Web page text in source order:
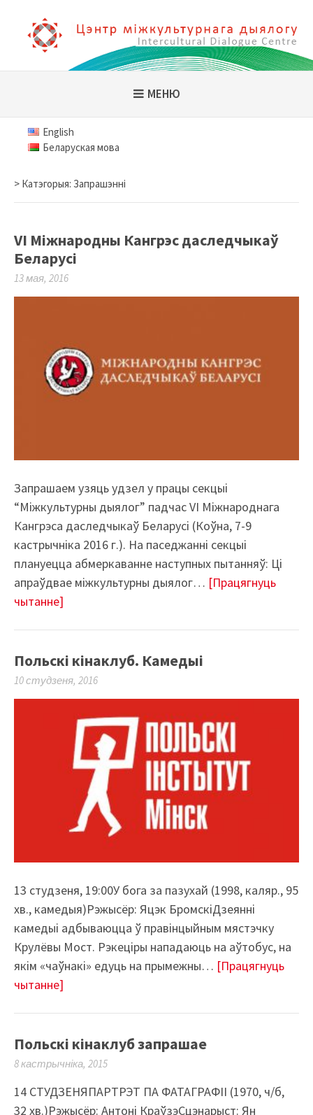
content
Цэнтр міжкультурнага
дыялогу
МЕНЮ
English
Беларуская мова
> Катэгорыя: Запрашэнні
VI Міжнародны Кангрэс даследчыкаў
Беларусі
13 мая, 2016
Запрашаем узяць удзел у працы секцыі
“Міжкультурны дыялог” падчас VI Міжнароднага
Кангрэса даследчыкаў Беларусі (Коўна, 7-9
кастрычніка 2016 г.). На паседжанні секцыі
плануецца абмеркаванне наступных пытанняў: Ці
апраўдвае міжкультурны дыялог… [Працягнуць
чытанне]
Польскі кінаклуб. Камедыі
10 студзеня, 2016
13 студзеня, 19:00У бога за пазухай (1998, каляр., 95
хв., камедыя)Рэжысёр: Яцэк БромскіДзеянні
камедыі адбываюцца ў правінцыйным мястэчку
Крулёвы Мост. Рэкеціры нападаюць на аўтобус, на
якім «чаўнакі» едуць на прымежны… [Працягнуць
чытанне]
Польскі кінаклуб запрашае
8 кастрычніка, 2015
14 СТУДЗЕНЯПАРТРЭТ ПА ФАТАГРАФІІ (1970, ч/б,
32 хв.)Рэжысёр: Антоні КраўзэСцэнарыст: Ян